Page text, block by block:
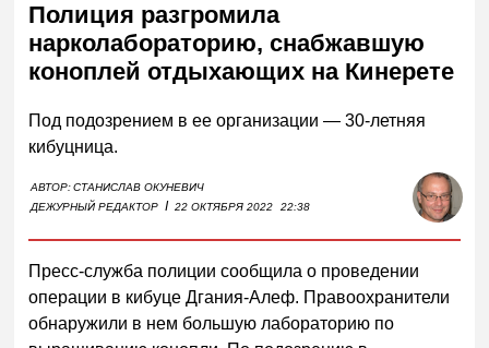
Полиция разгромила
нарколабораторию, снабжавшую
коноплей отдыхающих на Кинерете
Под подозрением в ее организации — 30-летняя
кибуцница.
АВТОР:СТАНИСЛАВ ОКУНЕВИЧ
ДЕЖУРНЫЙ РЕДАКТОР I 22 ОКТЯБРЯ 2022 22:38
Пресс-служба полиции сообщила о проведении
операции в кибуце Дгания-Алеф. Правоохранители
обнаружили в нем большую лабораторию по